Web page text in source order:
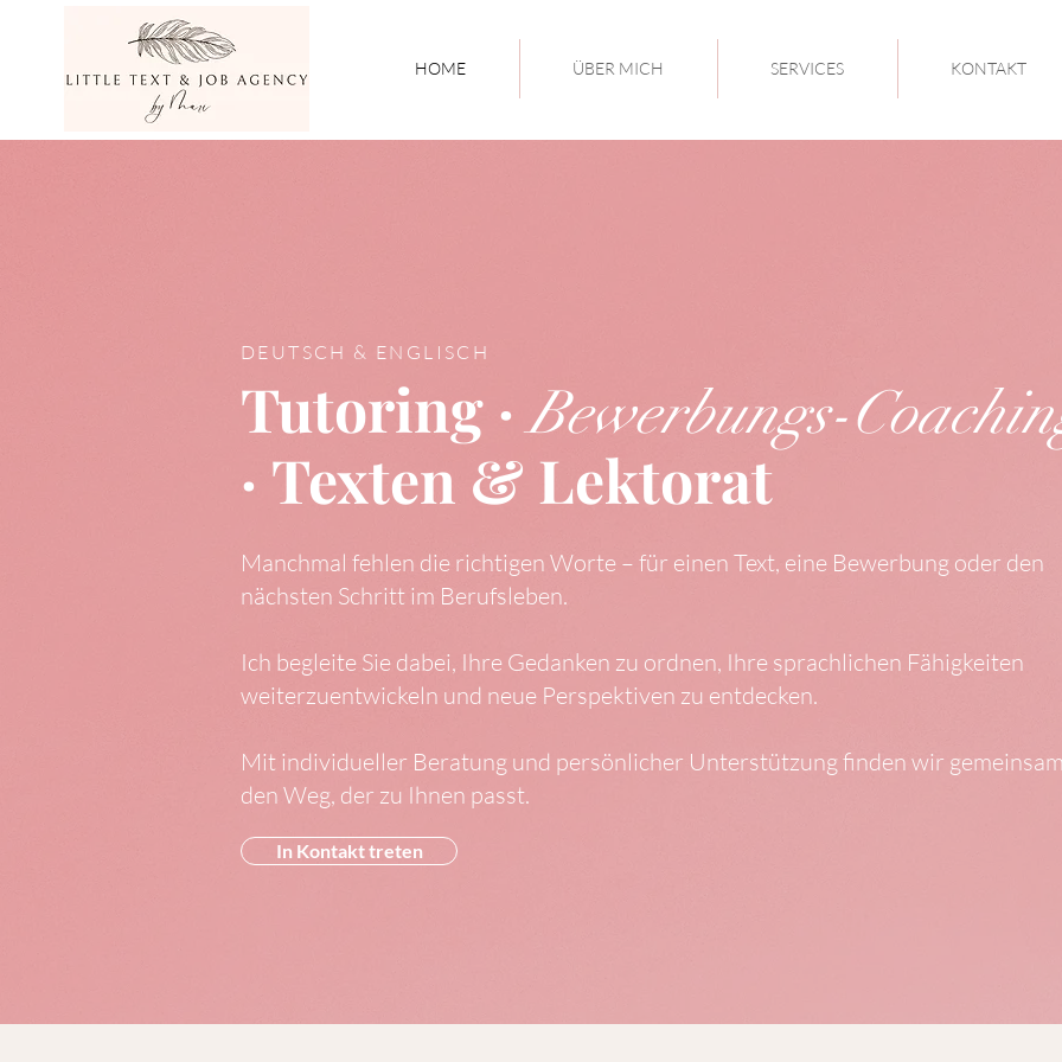
HOME ÜBER MICH SERVICES KONTAKT
DEUTSCH & ENGLISCH
Tutoring · Bewerbungs-
· Texten & Lektorat
Manchmal fehlen die richtigen Worte – für einen Text, eine Bewerbung oder den
nächsten Schritt im Berufsleben.
Ich begleite Sie dabei, Ihre Gedanken zu ordnen, Ihre sprachlichen Fähigkeiten
weiterzuentwickeln und neue Perspektiven zu entdecken.
Mit individueller Beratung und persönlicher Unterstützung finden wir
den Weg, der zu Ihnen passt.
In Kontakt treten